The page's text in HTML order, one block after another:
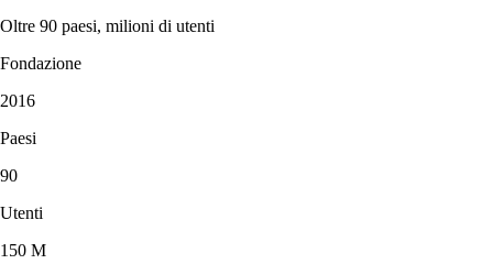
Oltre 90 paesi, milioni di utenti
Fondazione
2016
Paesi
90
Utenti
150 M